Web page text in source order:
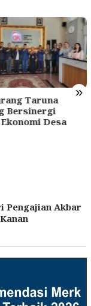
»
Taruna
Bersinergi
Desa
Pengajian Akbar